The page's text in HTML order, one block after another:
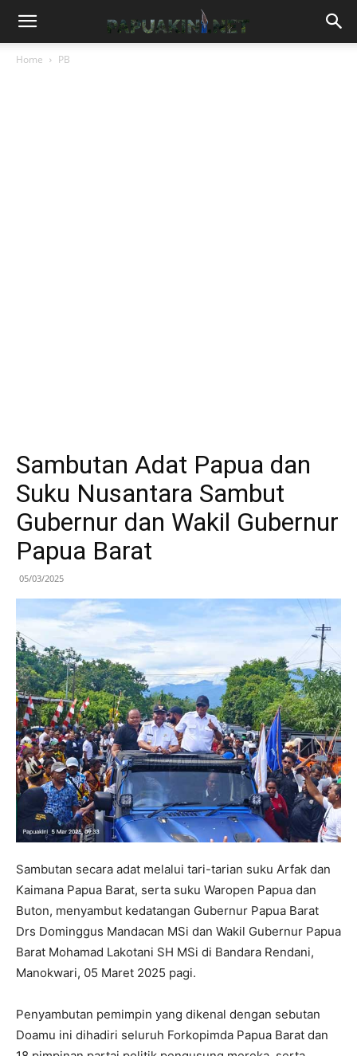
Home PB
Sambutan Adat Papua dan
Suku Nusantara Sambut
Gubernur dan Wakil Gubernur
Papua Barat
05/03/2025
Sambutan secara adat melalui tari-tarian suku Arfak dan
Kaimana Papua Barat, serta suku Waropen Papua dan
Buton, menyambut kedatangan Gubernur Papua Barat
Drs Dominggus Mandacan MSi dan Wakil Gubernur Papua
Barat Mohamad Lakotani SH MSi di Bandara Rendani,
Manokwari, 05 Maret 2025 pagi.
Penyambutan pemimpin yang dikenal dengan sebutan
Doamu ini dihadiri seluruh Forkopimda Papua Barat dan